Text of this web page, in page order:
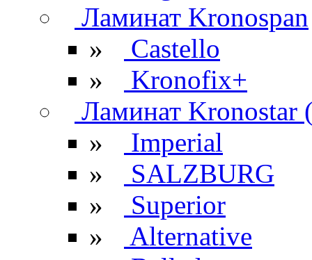
Ламинат Kronospan
»
Castello
»
Kronofix+
Ламинат Kronostar
»
Imperial
»
SALZBURG
»
Superior
»
Alternative